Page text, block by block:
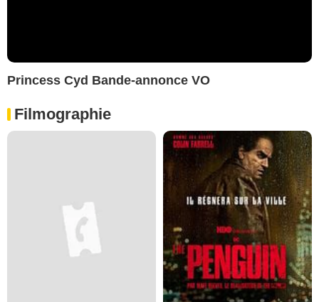
Princess Cyd Bande-annonce VO
Filmographie